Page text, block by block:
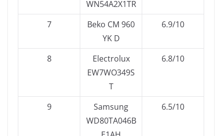
WN54A2X1TR
7
Beko CM 960
YK D
6.9/10
8
Electrolux
EW7WO349S
T
6.8/10
9
Samsung
WD80TA046B
6.5/10